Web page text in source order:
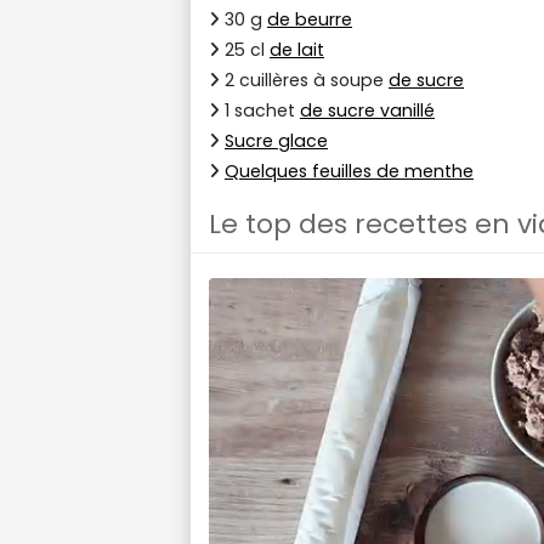
30 g de beurre
25 cl de lait
2 cuillères à soupe de sucre
1 sachet de sucre vanillé
Sucre glace
Quelques feuilles de menthe
Le top des recettes en